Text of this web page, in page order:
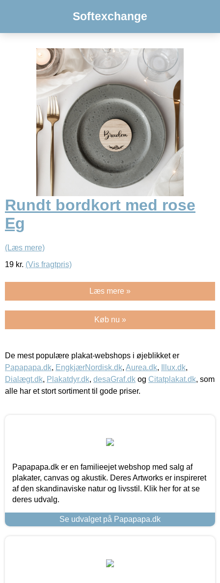
Softexchange
Rundt bordkort med rose
Eg
(Læs mere)
19 kr. (Vis fragtpris)
Læs mere »
Køb nu »
De mest populære plakat-webshops i øjeblikket er
Papapapa.dk, EngkjærNordisk.dk, Aurea.dk, Illux.dk,
Dialægt.dk, Plakatdyr.dk, desaGraf.dk og Citatplakat.dk, som
alle har et stort sortiment til gode priser.
Papapapa.dk er en familieejet webshop med salg af
plakater, canvas og akustik. Deres Artworks er inspireret
af den skandinaviske natur og livsstil. Klik her for at se
deres udvalg.
Se udvalget på Papapapa.dk